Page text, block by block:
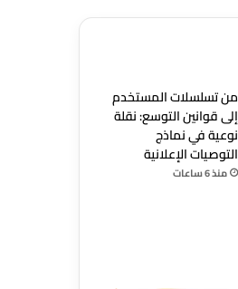
من تسلسلات المستخدم
إلى قوانين التوسع: نقلة
نوعية في نماذج
التوصيات الإعلانية
منذ 6 ساعات